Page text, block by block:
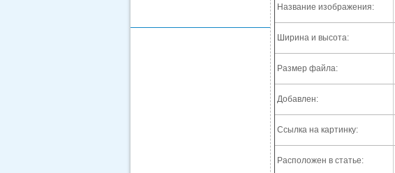
Название изображения:
Ширина и высота:
Размер файла:
Добавлен:
Ссылка на картинку:
Расположен в статье: